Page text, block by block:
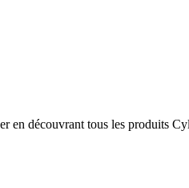
découvrant tous les produits